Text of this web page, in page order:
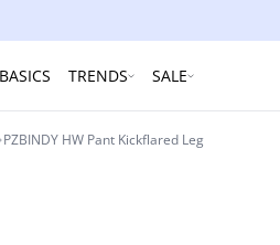
BASICS TRENDS SALE
PZBINDY HW Pant Kickflared Leg